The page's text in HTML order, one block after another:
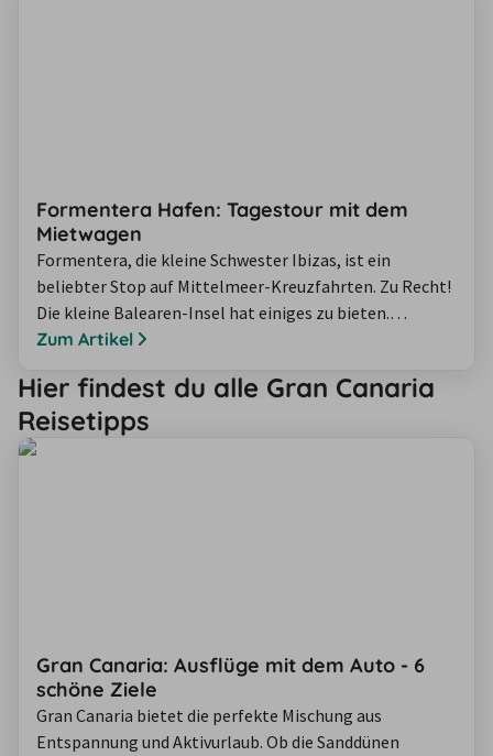
Formentera Hafen: Tagestour mit dem
Mietwagen
Formentera, die kleine Schwester Ibizas, ist ein
beliebter Stop auf Mittelmeer-Kreuzfahrten. Zu Recht!
Die kleine Balearen-Insel hat einiges zu bieten.
Traumstrände, wilde Klippen und spektakuläre
ist so klein, dass sie sich mit dem Mietwagen
problemlos an einem Tag erkunden lässt. Egal, ob Sie
Zum Artikel
Hier findest du alle Gran Canaria
Reisetipps
Gran Canaria: Ausflüge mit dem Auto - 6
schöne Ziele
Gran Canaria bietet die perfekte Mischung aus
Entspannung und Aktivurlaub. Ob die Sanddünen